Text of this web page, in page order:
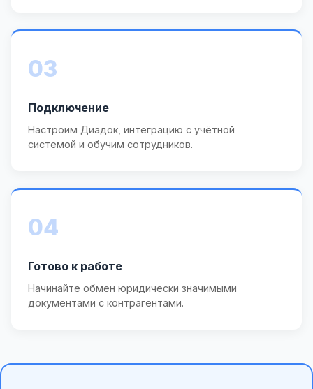
03
Подключение
Настроим Диадок, интеграцию с учётной
системой и обучим сотрудников.
04
Готово к работе
Начинайте обмен юридически значимыми
документами с контрагентами.